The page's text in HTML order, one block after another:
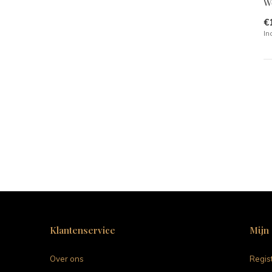
Klantenservice
Over ons
Mijn